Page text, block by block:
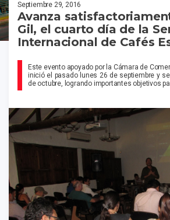
Septiembre 29, 2016
Avanza
Gil, el cuarto día de la
Internacional de Cafés
Este evento apoyado por la Cámara de
inició el pasado lunes 26 de septiembre y
de octubre, logrando importantes objetivos